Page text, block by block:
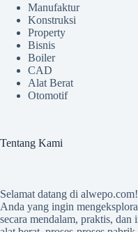
Manufaktur
Konstruksi
Property
Bisnis
Boiler
CAD
Alat Berat
Otomotif
Tentang Kami
Selamat datang di alwepo.com
Anda yang ingin
secara mendalam, praktis,